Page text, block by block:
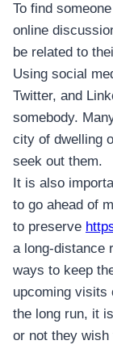
To find
online
be related to
Using social
Twitter, and
somebody.
city of dwelling
seek out them.
It is also
to go ahead of
to preserve
a long-distance
ways to keep
upcoming visits
the long run, it
or not they wish